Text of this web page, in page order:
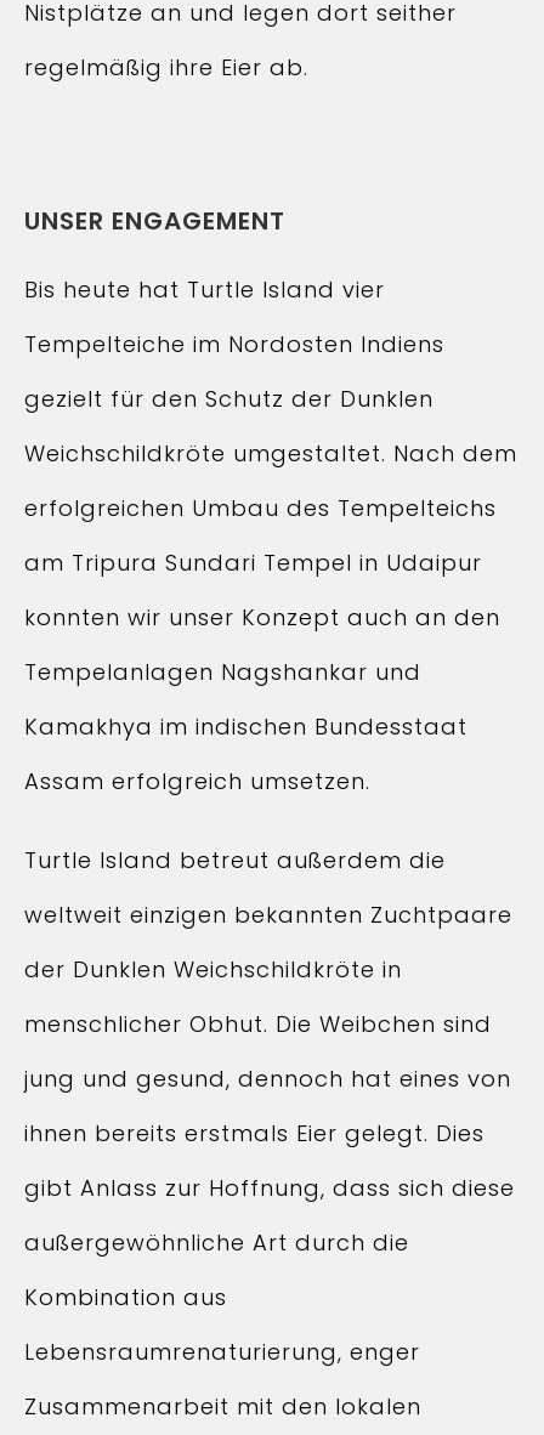
Nistplätze an und legen dort seither
regelmäßig ihre Eier ab.
UNSER ENGAGEMENT
Bis heute hat Turtle Island vier
Tempelteiche im Nordosten Indiens
gezielt für den Schutz der Dunklen
Weichschildkröte umgestaltet. Nach dem
erfolgreichen Umbau des Tempelteichs
am Tripura Sundari Tempel in Udaipur
konnten wir unser Konzept auch an den
Tempelanlagen Nagshankar und
Kamakhya im indischen Bundesstaat
Assam erfolgreich umsetzen.
Turtle Island betreut außerdem die
weltweit einzigen bekannten Zuchtpaare
der Dunklen Weichschildkröte in
menschlicher Obhut. Die Weibchen sind
jung und gesund, dennoch hat eines von
ihnen bereits erstmals Eier gelegt. Dies
gibt Anlass zur Hoffnung, dass sich diese
außergewöhnliche Art durch die
Kombination aus
Lebensraumrenaturierung, enger
Zusammenarbeit mit den lokalen